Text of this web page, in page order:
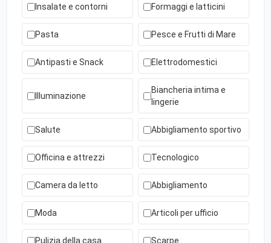
Insalate e contorni Formaggi e latticini
Pasta Pesce e Frutti di Mare
Antipasti e Snack Elettrodomestici
Illuminazione
Biancheria intima e
lingerie
Salute Abbigliamento sportivo
Officina e attrezzi Tecnologico
Camera da letto Abbigliamento
Moda Articoli per ufficio
Pulizia della casa Scarpe